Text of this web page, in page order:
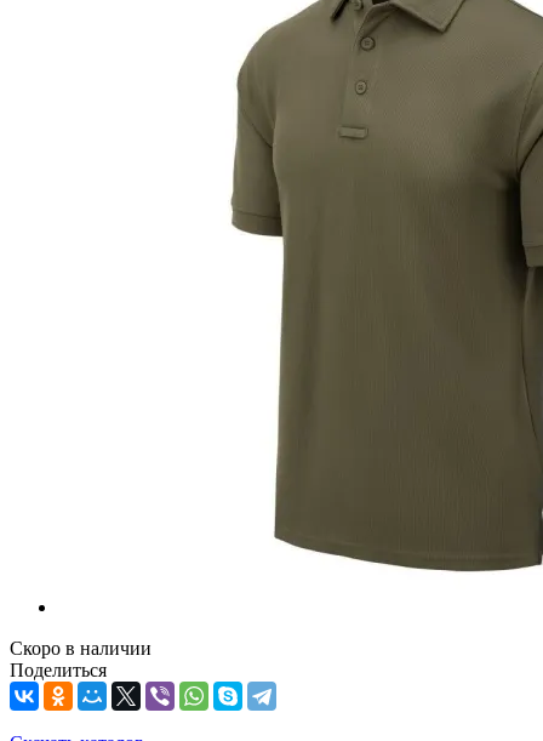
Скоро в наличии
Поделиться